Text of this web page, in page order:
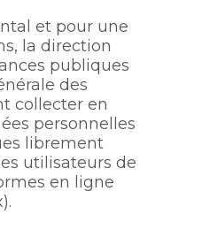
et pour une
la direction
publiques
des
collecter en
personnelles
librement
utilisateurs de
en ligne